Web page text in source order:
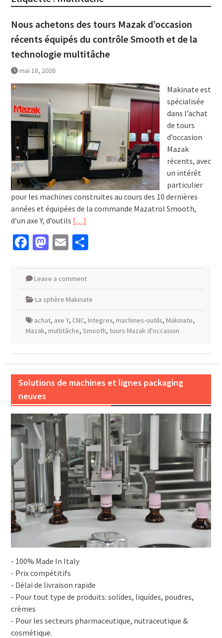
Nous achetons des tours Mazak d’occasion
récents équipés du contrôle Smooth et de la
technologie multitâche
mai 18, 2026
Makinate est
spécialisée
dans l’achat
de tours
d’occasion
Mazak
récents, avec
un intérêt
particulier
pour les machines construites au cours des 10 dernières
années et équipées de la commande Mazatrol Smooth,
d’un axe Y, d’outils […]
Facebook
Mastodon
EmailPartager
Leave a comment
La sphère Makinate
achat, axe Y, CNC, Integrex, machines-outils, Makinate,
Mazak, multitâche, Smooth, tours Mazak d'occasion
Solutions de machines et lignes packaging
neuves
- 100% Made In Italy
- Prix compétitifs
- Délai de livraison rapide
- Pour tout type de produits: solides, liquides, poudres,
crèmes
- Pour les secteurs pharmaceutique, nutraceutique &
cosmétique.